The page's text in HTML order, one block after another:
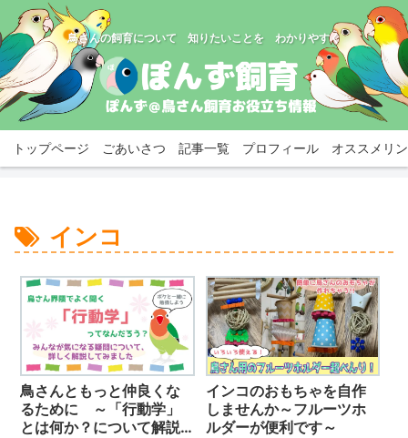
鳥さんの飼育について 知りたいことを わかりやすく
トップページ ごあいさつ 記事一覧 プロフィール オススメリ
インコ
鳥さんともっと仲良くな
るために ～「行動学」
とは何か？について解説
インコのおもちゃを自作
しませんか～フルーツホ
ルダーが便利です～